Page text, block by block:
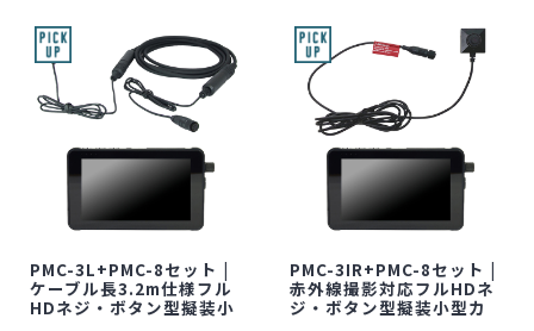
PMC-3L+PMC-8セット |
ケーブル長3.2m仕様フル
HDネジ・ボタン型擬装小
PMC-3IR+PMC-8セット |
赤外線撮影対応フルHDネ
ジ・ボタン型擬装小型カ